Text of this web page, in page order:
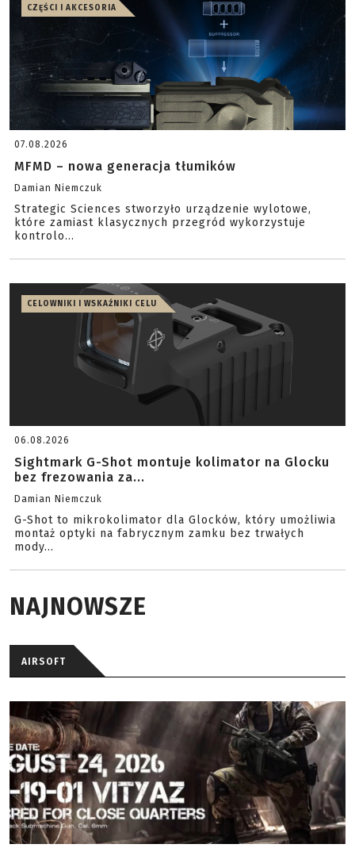
CZĘŚCI I AKCESORIA
07.08.2026
MFMD – nowa generacja tłumików
Damian Niemczuk
Strategic Sciences stworzyło urządzenie wylotowe,
które zamiast klasycznych przegród wykorzystuje
kontrolo...
CELOWNIKI I WSKAŹNIKI CELU
06.08.2026
Sightmark G-Shot montuje kolimator na Glocku
bez frezowania za...
Damian Niemczuk
G-Shot to mikrokolimator dla Glocków, który umożliwia
montaż optyki na fabrycznym zamku bez trwałych
mody...
NAJNOWSZE
AIRSOFT